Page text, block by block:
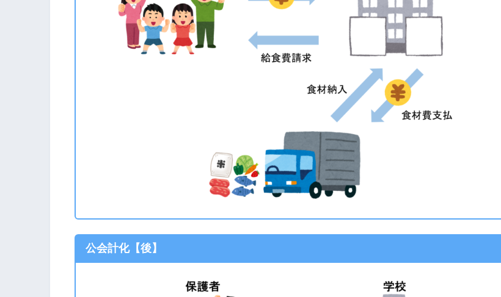
公会計化【後】